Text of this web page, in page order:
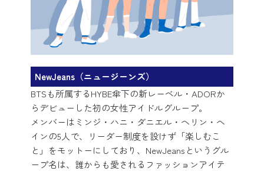
NewJeans（ニュージーンズ）
BTSも所属するHYBE傘下の新レーベル・ADORか
らデビューした初の女性アイドルグループ。
メンバーはミンジ・ハニ・ダニエル・ヘリン・へ
インの5人で、リーダー制度を設けず「楽しむこ
と」をモットーにしており、NewJeansというグル
ープ名は、誰からも愛されるファッションアイテ